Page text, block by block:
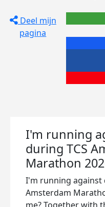
Deel mijn
pagina
I'm running
during TCS
Marathon
I'm running against
Amsterdam